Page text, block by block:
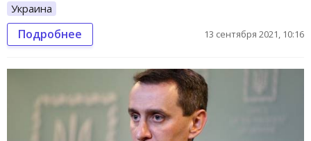
Украина
Подробнее 13 сентября 2021, 10:16